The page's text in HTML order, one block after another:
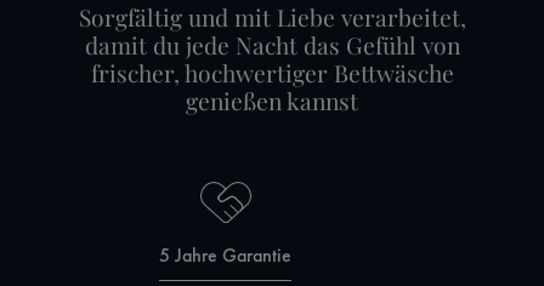
Sorgfältig und mit Liebe verarbeitet,
damit du jede Nacht das Gefühl von
frischer, hochwertiger Bettwäsche
genießen kannst
5 Jahre Garantie